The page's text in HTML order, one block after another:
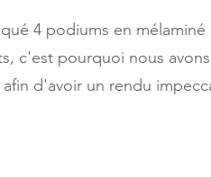
4 podiums en
c'est pourquoi nous
d'avoir un rendu